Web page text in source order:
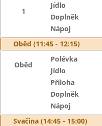
1
Jídlo
Doplněk
Nápoj
Oběd (11:45 - 12:15)
Oběd
Polévka
Jídlo
Příloha
Doplněk
Nápoj
Svačina (14:45 - 15:00)